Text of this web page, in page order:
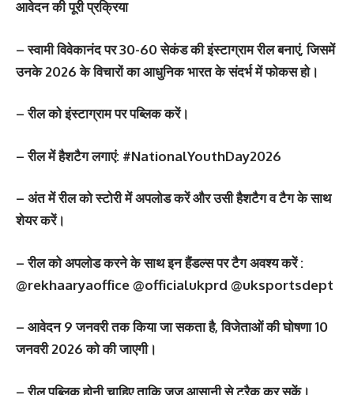
आवेदन की पूरी प्रक्रिया
– स्वामी विवेकानंद पर 30-60 सेकंड की इंस्टाग्राम रील बनाएं, जिसमें
उनके 2026 के विचारों का आधुनिक भारत के संदर्भ में फोकस हो।
– रील को इंस्टाग्राम पर पब्लिक करें।
– रील में हैशटैग लगाएं: #NationalYouthDay2026
– अंत में रील को स्टोरी में अपलोड करें और उसी हैशटैग व टैग के साथ
शेयर करें।
– रील को अपलोड करने के साथ इन हैंडल्स पर टैग अवश्य करें :
@rekhaaryaoffice @officialukprd @uksportsdept
– आवेदन 9 जनवरी तक किया जा सकता है, विजेताओं की घोषणा 10
जनवरी 2026 को की जाएगी।
– रील पब्लिक होनी चाहिए ताकि जज आसानी से ट्रैक कर सकें।